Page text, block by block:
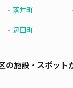
落井町
辺田町
の施設・スポット